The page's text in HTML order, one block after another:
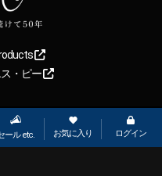
ール etc. お気に入り ログイン
・ピー
ンラインマーケット(ギター＆
reserved.